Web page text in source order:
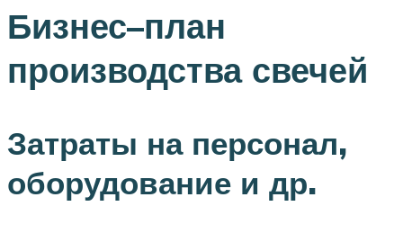
Бизнес–план
производства свечей
Затраты на персонал,
оборудование и др.